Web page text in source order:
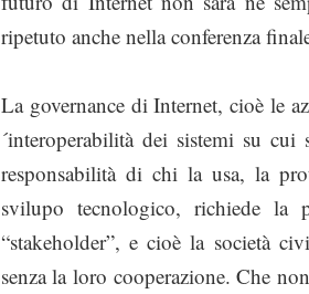
ripetuto anche nella conferenza
La governance di Internet, cioè le
´interoperabilità dei sistemi su
responsabilità di chi la usa, la
svilupo tecnologico, richiede la
“stakeholder”, e cioè la società
senza la loro cooperazione. Che